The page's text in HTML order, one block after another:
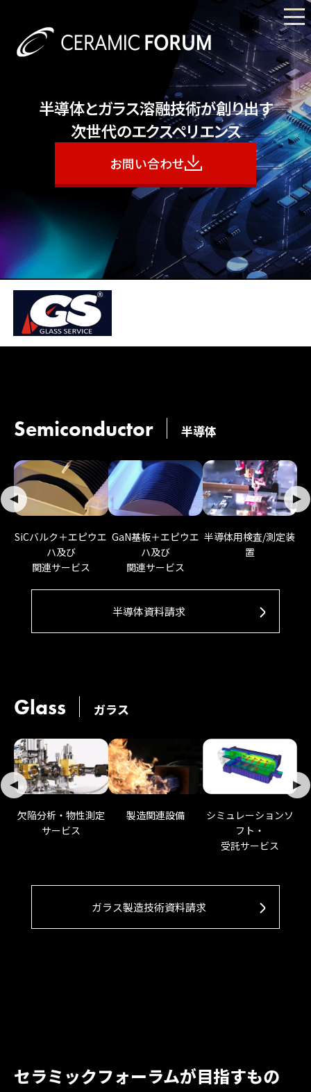
半導体とガラス溶融技術が創り出す
次世代のエクスペリエンス
お問い合わせ
Semiconductor 半導体
SiCバルク＋エピウエ
ハ及び
関連サービス
GaN基板＋エピウエ
ハ及び
関連サービス
半導体用検査/測定装
置
半導体資料請求
Glass ガラス
欠陥分析・物性測定
サービス
製造関連設備
シミュレーションソ
フト・
受託サービス
ガラス製造技術資料請求
セラミックフォーラムが目指すもの